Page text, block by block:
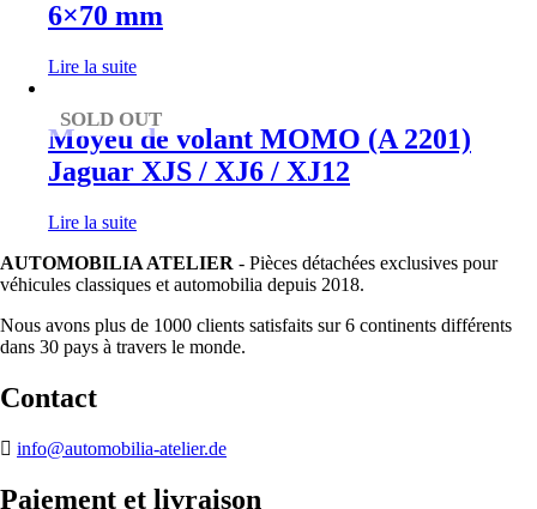
6×70 mm
Lire la suite
SOLD OUT
Moyeu de volant MOMO (A 2201)
Jaguar XJS / XJ6 / XJ12
Lire la suite
AUTOMOBILIA ATELIER - Pièces détachées exclusives pour
véhicules classiques et automobilia depuis 2018.
Nous avons plus de 1000 clients satisfaits sur 6 continents différents
dans 30 pays à travers le monde.
Contact
info@automobilia-atelier.de
Paiement et livraison